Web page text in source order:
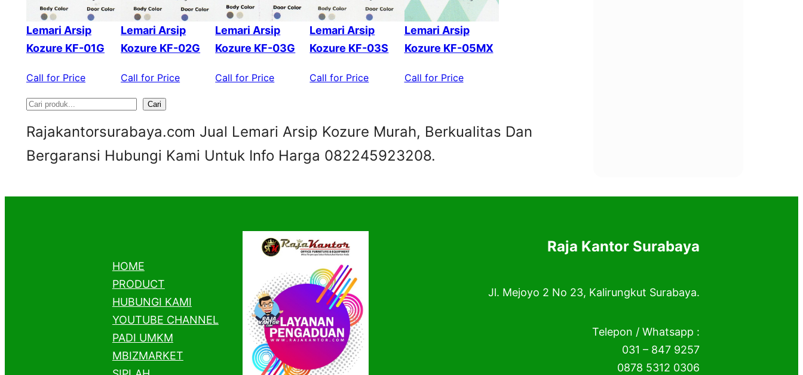
Lemari Arsip
Kozure KF-01G
Call for Price
Lemari Arsip
Kozure KF-02G
Call for Price
Lemari Arsip
Kozure KF-03G
Call for Price
Lemari Arsip
Kozure KF-03S
Call for Price
Lemari Arsip
Kozure KF-05MX
Call for Price
S
e
a
Cari
Rajakantorsurabaya.com Jual Lemari Arsip Kozure Murah, Berkualitas Dan
Bergaransi Hubungi Kami Untuk Info Harga 082245923208.
HOME
PRODUCT
HUBUNGI KAMI
YOUTUBE CHANNEL
PADI UMKM
MBIZMARKET
Raja Kantor Surabaya
Jl. Mejoyo 2 No 23, Kalirungkut Surabaya.
Telepon / Whatsapp :
031 – 847 9257
0878 5312 0306